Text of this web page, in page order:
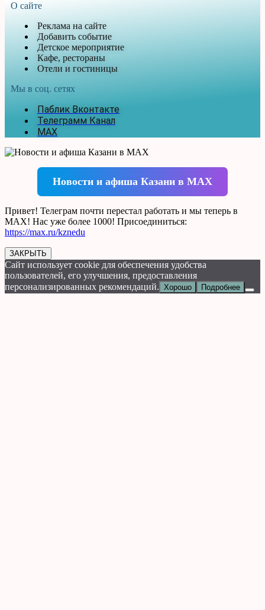
О сайте
Реклама на сайте
Добавить событие
Детское мероприятие
Кафе, рестораны
Отели и гостиницы
Мы в соц. сетях
Паблик Вконтакте
Телеграмм Канал
MAX
Новости и афиша Казани в MAX
Привет! Телеграм почти перестал работать и мы теперь в
MAX! Нас уже более 1000! Присоединиться:
https://max.ru/kznedu
ЗАКРЫТЬ
Сайт использует cookie для обеспечения удобства
пользователей, его улучшения, предоставления
персонализированных рекомендаций. Хорошо Подробнее